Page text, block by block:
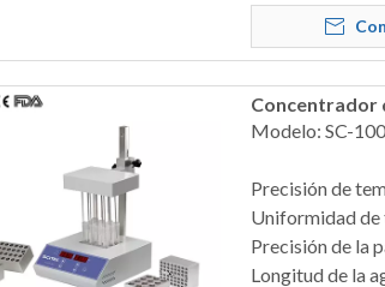
Concentrador
Modelo: SC-
Precisión de
Uniformidad
Precisión de la
Longitud de la